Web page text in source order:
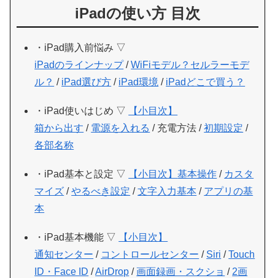
iPadの使い方 目次
・iPad購入前悩み ▽
iPadのラインナップ/WiFiモデル？セルラーモデ
ル？ / iPad選び方 / iPad環境 / iPadどこで買う？
・iPad使いはじめ ▽
【小目次】
箱から出す / 電源を入れる / 充電方法 /初期設定 /
各部名称
・iPad基本と設定 ▽ 【小目次】基本操作 / カスタ
マイズ /やるべき設定 /文字入力基本 / アプリの基
本
・iPad基本機能 ▽
【小目次】
通知センター / コントロールセンター / Siri /Touch
ID・Face ID /AirDrop /画面録画・スクショ / 2画